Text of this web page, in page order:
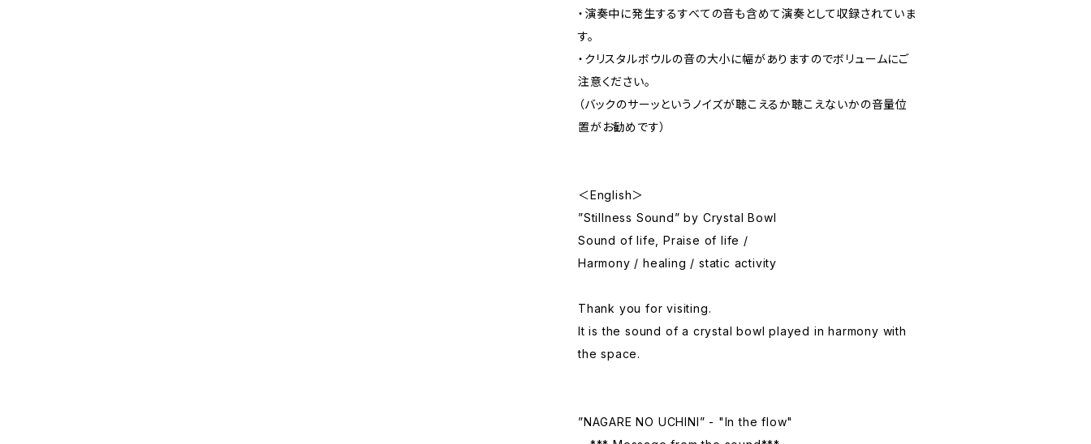
・演奏中に発生するすべての音も含めて演奏として収録されていま
す。
・クリスタルボウルの音の大小に幅がありますのでボリュームにご
注意ください。
（バックのサーッというノイズが聴こえるか聴こえないかの音量位
置がお勧めです）
＜English＞
”Stillness Sound” by Crystal Bowl
Sound of life, Praise of life /
Harmony / healing / static activity
Thank you for visiting.
It is the sound of a crystal bowl played in harmony with
the space.
”NAGARE NO UCHINI” - "In the flow"